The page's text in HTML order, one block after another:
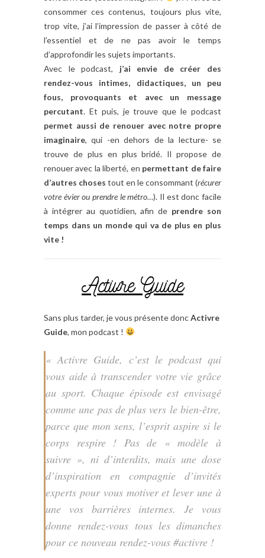
consommer ces contenus, toujours plus vite,
trop vite, j’ai l’impression de passer à côté de
l’essentiel et de ne pas avoir le temps
d’approfondir les sujets importants.
Avec le podcast, j’ai envie de créer des
rendez-vous intimes, didactiques, un peu
fous, provoquants et avec un message
percutant. Et puis, je trouve que le podcast
permet aussi de renouer avec notre propre
imaginaire, qui -en dehors de la lecture- se
trouve de plus en plus bridé. Il propose de
renouer avec la liberté, en permettant de faire
d’autres choses tout en le consommant (récurer
votre évier ou prendre le métro…). Il est donc facile
à intégrer au quotidien, afin de prendre son
temps dans un monde qui va de plus en plus
vite !
Activre Guide
Sans plus tarder, je vous présente doncActivre
Guide, mon podcast !
« Activre Guide, c’est le podcast qui
vous aide à transcender votre vie grâce
au sport. Chaque épisode est envisagé
comme une pas de plus vers le bien-être,
parce que mon sens, l’esprit aspire si le
corps respire ! Pas de « modèle à
suivre », ni d’interdits, mais une dose
d’inspiration en compagnie d’invités
experts pour vous motiver et lever une à
une vos barrières internes. Je vous
donne rendez-vous tous les dimanches
pour ce nouveau rendez-vous #activre !